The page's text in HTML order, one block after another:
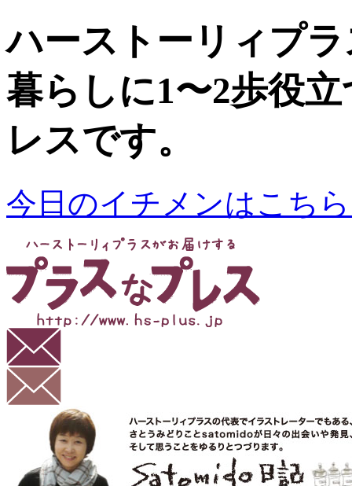
ハーストーリィプ
暮らしに1〜2歩役
レスです。
今日のイチメンはこち